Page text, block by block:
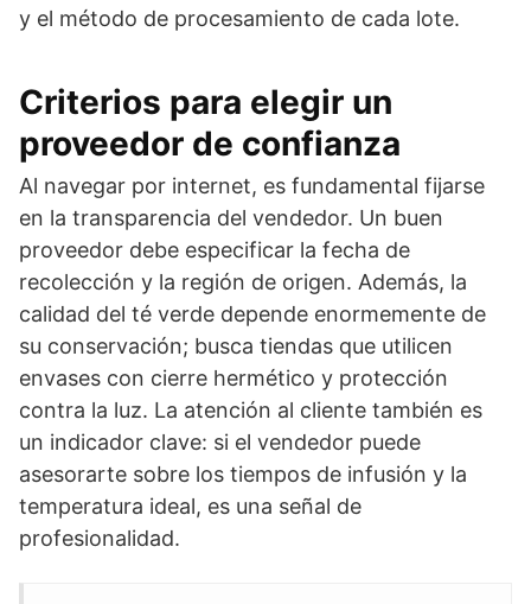
y el método de procesamiento de cada lote.
Criterios para elegir un
proveedor de confianza
Al navegar por internet, es fundamental fijarse
en la transparencia del vendedor. Un buen
proveedor debe especificar la fecha de
recolección y la región de origen. Además, la
calidad del té verde depende enormemente de
su conservación; busca tiendas que utilicen
envases con cierre hermético y protección
contra la luz. La atención al cliente también es
un indicador clave: si el vendedor puede
asesorarte sobre los tiempos de infusión y la
temperatura ideal, es una señal de
profesionalidad.